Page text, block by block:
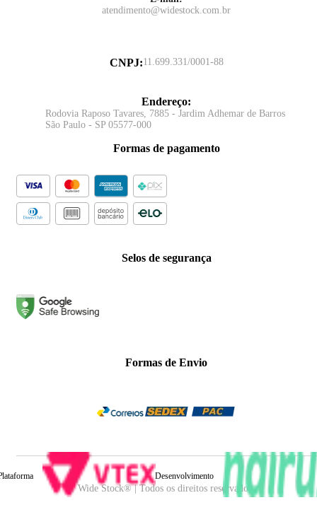
atendimento@widestock.com.br
CNPJ:11.699.331/0001-88
Endereço:
Rodovia Raposo Tavares, 7885 - Jardim Adhemar de Barros
São Paulo - SP 05577-000
Formas de pagamento
Selos de segurança
Formas de Envio
Wide Stock® | Todos os direitos reservados.
Desenvolvimento